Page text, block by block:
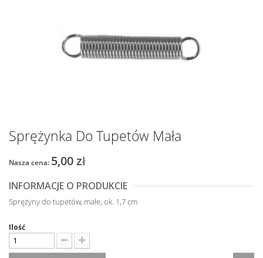
Sprężynka Do Tupetów Mała
Nasza cena: 5,00 zł
INFORMACJE O PRODUKCIE
Sprężyny do tupetów, małe, ok. 1,7 cm
Ilość